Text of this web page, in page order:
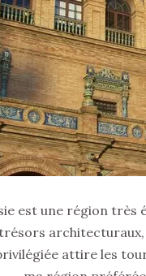
est une région très
attire les